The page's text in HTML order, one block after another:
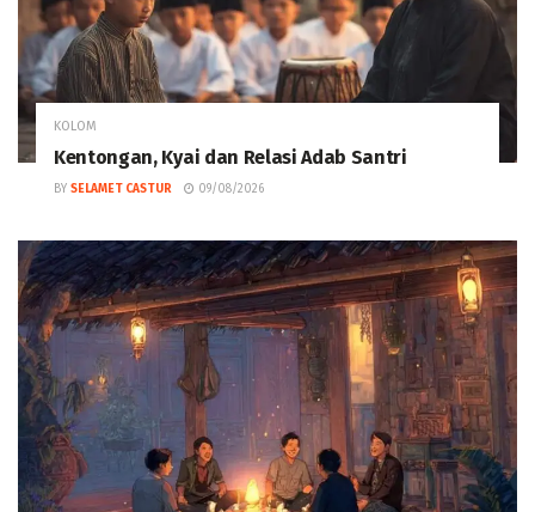
KOLOM
Kentongan, Kyai dan Relasi Adab Santri
BY SELAMET CASTUR 09/08/2026